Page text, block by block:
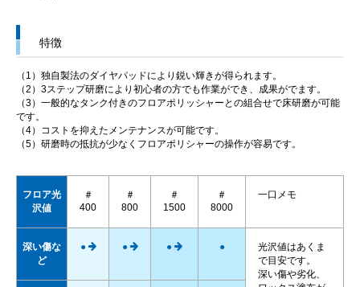
特徴
（1）独自製法のダイヤパッドにより鋭い輝きが得られます。
（2）3ステップ研磨により初心者の方でも作業ができ、成果がでます。
（3）一般的なタンク付きのフロアポリッシャーとの組合せで床研磨が可能
です。
（4）コストを抑えたメンテナンスが可能です。
（5）研磨時の抵抗が少なくフロアポリシャーの操作が容易です。
フロア光
沢値
＃
400
＃
800
＃
1500
＃
8000
一口メモ
深い傷な
ど
● ● ● ●
光沢値はあくま
で目安です。
深い傷や劣化、